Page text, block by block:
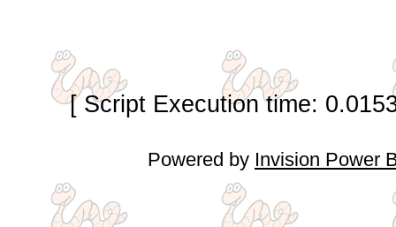
[ Script Execution time:
Powered by Invision Power